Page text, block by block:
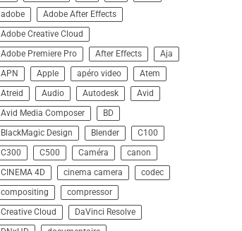
adobe
Adobe After Effects
Adobe Creative Cloud
Adobe Premiere Pro
After Effects
Aja
APN
Apple apéro video
Atem
Atreid
Audio Autodesk
Avid
Avid Media Composer
BD
BlackMagic Design
Blender
C100
C300
C500 Caméra
canon
CINEMA 4D
cinema camera
codec
compositing
compressor
Creative Cloud
DaVinci Resolve